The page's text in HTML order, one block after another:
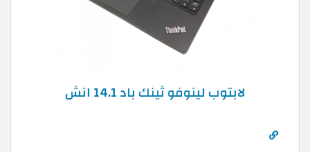
لابتوب لينوفو ثينك باد 14.1 انش